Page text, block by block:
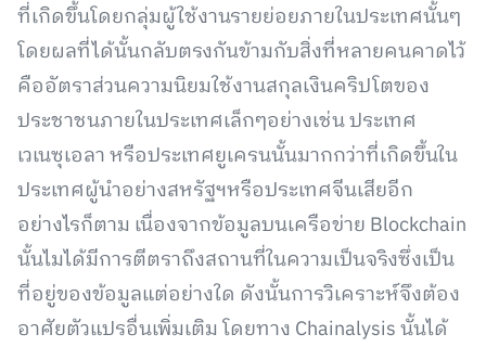
ที่เกิดขึ้นโดยกลุ่มผู้ใช้งานรายย่อยภายในประเทศนั้นๆ
โดยผลที่ได้นั้นกลับตรงกันข้ามกับสิ่งที่หลายคนคาดไว้
คืออัตราส่วนความนิยมใช้งานสกุลเงินคริปโตของ
ประชาชนภายในประเทศเล็กๆอย่างเช่น ประเทศ
เวเนซุเอลา หรือประเทศยูเครนนั้นมากกว่าที่เกิดขึ้นใน
ประเทศผู้นำอย่างสหรัฐฯหรือประเทศจีนเสียอีก
อย่างไรก็ตาม เนื่องจากข้อมูลบนเครือข่าย Blockchain
นั้นไมได้มีการตีตราถึงสถานที่ในความเป็นจริงซึ่งเป็น
ที่อยู่ของข้อมูลแต่อย่างใด ดังนั้นการวิเคราะห์จึงต้อง
อาศัยตัวแปรอื่นเพิ่มเติม โดยทาง Chainalysis นั้นได้